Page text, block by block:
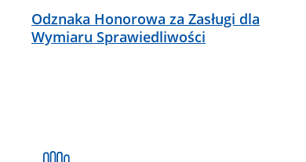
Odznaka Honorowa za Zasługi dla
Wymiaru Sprawiedliwości